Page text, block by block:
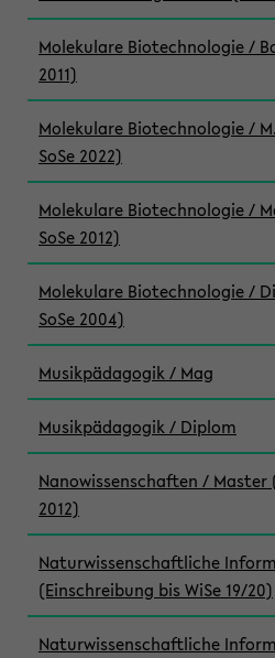
Molekulare Biotechnologie /
2011)
Molekulare Biotechnologie /
SoSe 2022)
Molekulare Biotechnologie /
SoSe 2012)
Molekulare Biotechnologie /
SoSe 2004)
Musikpädagogik / Mag
Musikpädagogik / Diplom
Nanowissenschaften / Master
2012)
Naturwissenschaftliche
(Einschreibung bis WiSe 19/20)
Naturwissenschaftliche